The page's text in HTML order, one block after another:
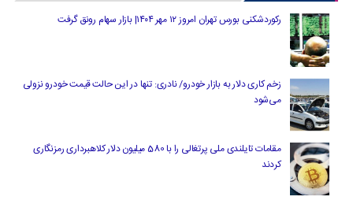
رکوردشکنی بورس تهران امروز ۱۲ مهر ۱۴۰۴| بازار سهام رونق گرفت
زخم کاری دلار به بازار خودرو/ نادری: تنها در این حالت قیمت خودرو نزولی
می‌شود
مقامات تایلندی ملی پرتغالی را با 580 میلیون دلار کلاهبرداری رمزنگاری
کردند